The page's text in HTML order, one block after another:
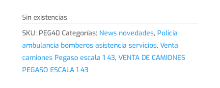
Sin existencias
SKU: PEG40 Categorías: News novedades, Policía
ambulancia bomberos asistencia servicios, Venta
camiones Pegaso escala 1 43, VENTA DE CAMIONES
PEGASO ESCALA 1 43